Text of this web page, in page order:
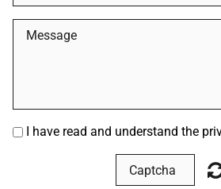
I have read and understand the